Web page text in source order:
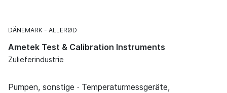
DÄNEMARK ALLERØD
Ametek Test & Calibration Instruments
Zulieferindustrie
Pumpen, sonstige · Temperaturmessgeräte,